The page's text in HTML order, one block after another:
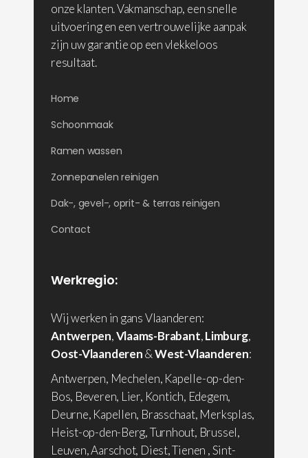
onze klanten. Vakmanschap, een snelle
uitvoering en een vertrouwelijke aanpak
zijn uw garantie op een vlekkeloos
resultaat.
Home
Schoonmaak
Ramen wassen
Zonnepanelen reinigen
Dak-, gevel-, oprit- & terras reinigen
Contact
Werkregio:
Wij werken in gans Vlaanderen:
Antwerpen,Vlaams-Brabant,Limburg,
Oost-Vlaanderen&West-Vlaanderen:
Antwerpen, Mechelen, Kapelle-op-den-
Bos, Beveren, Lier, Kontich, Edegem,
Deurne, Kapellen, Brasschaat, Merksplas,
Heist-op-den-Berg, Turnhout, Brussel,
Leuven, Aarschot, Diest, Tienen , Sint-